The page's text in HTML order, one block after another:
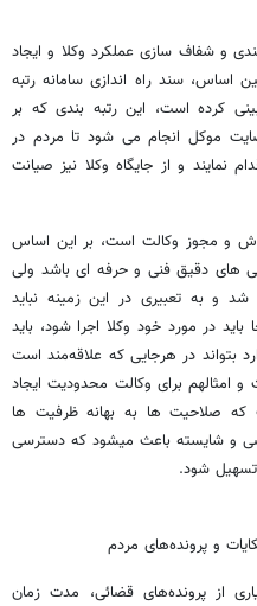
و شفاف سازی عملکرد وکلا و ایجاد
اساس، سند راه اندازی سامانه رتبه
کرده است، این رتبه بندی که بر
موکل انجام می شود تا مردم در
نمایند و از جایگاه وکلا نیز صیانت
و مجوز وکالت است، بر این اساس
های دقیق فنی و حرفه ای باشد ولی
و به تعبیری در این زمینه نباید
در مورد خود وکلا اجرا شود، باید
بتواند در هرجایی که علاقه‌مند است
امثالهم برای وکالت محدودیت ایجاد
صلاحیت ها به بهانه ظرفیت ها
و شایسته باعث میشود که دسترسی
شود.
از پرونده‌های قضائی، مدت زمان